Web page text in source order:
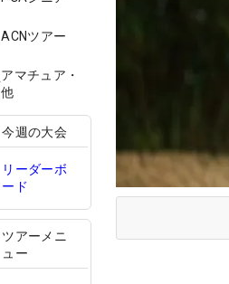
ACNツアー
アマチュア・
他
今週の大会
リーダーボ
ード
ツアーメニ
ュー